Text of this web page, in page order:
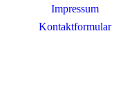
Impressum
Kontaktformular